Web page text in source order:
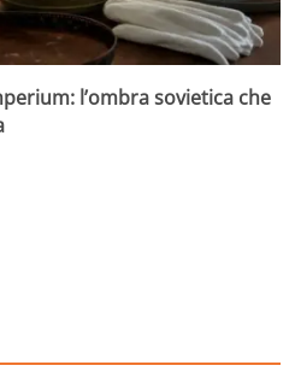
l’ombra sovietica che